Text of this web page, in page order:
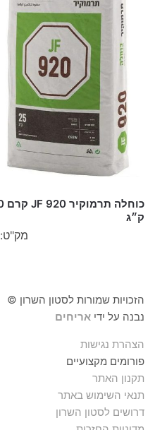
ק״ג
מק"ט: W-465101
הזכויות שמורות לסטון השרון ©
נבנה על ידי אריחים
הצהרת נגישות
פורומים מקצועיים
תקנון האתר
תנאי השימוש באתר
דרושים לסטון השרון